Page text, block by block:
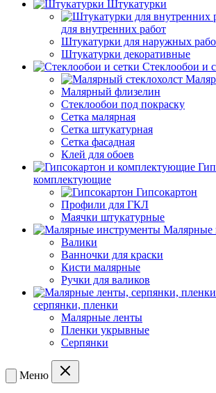
Штукатурки
для внутренних работ
Штукатурки для наружных
Штукатурки декоративные
Стеклообои и
Малярный флизелин
Стеклообои под покраску
Сетка малярная
Сетка штукатурная
Сетка фасадная
Клей для обоев
комплектующие
Гипсокартон
Профили для ГКЛ
Маячки штукатурные
Малярные
Валики
Ванночки для краски
Кисти малярные
Ручки для валиков
серпянки, пленки
Малярные ленты
Пленки укрывные
Серпянки
Меню